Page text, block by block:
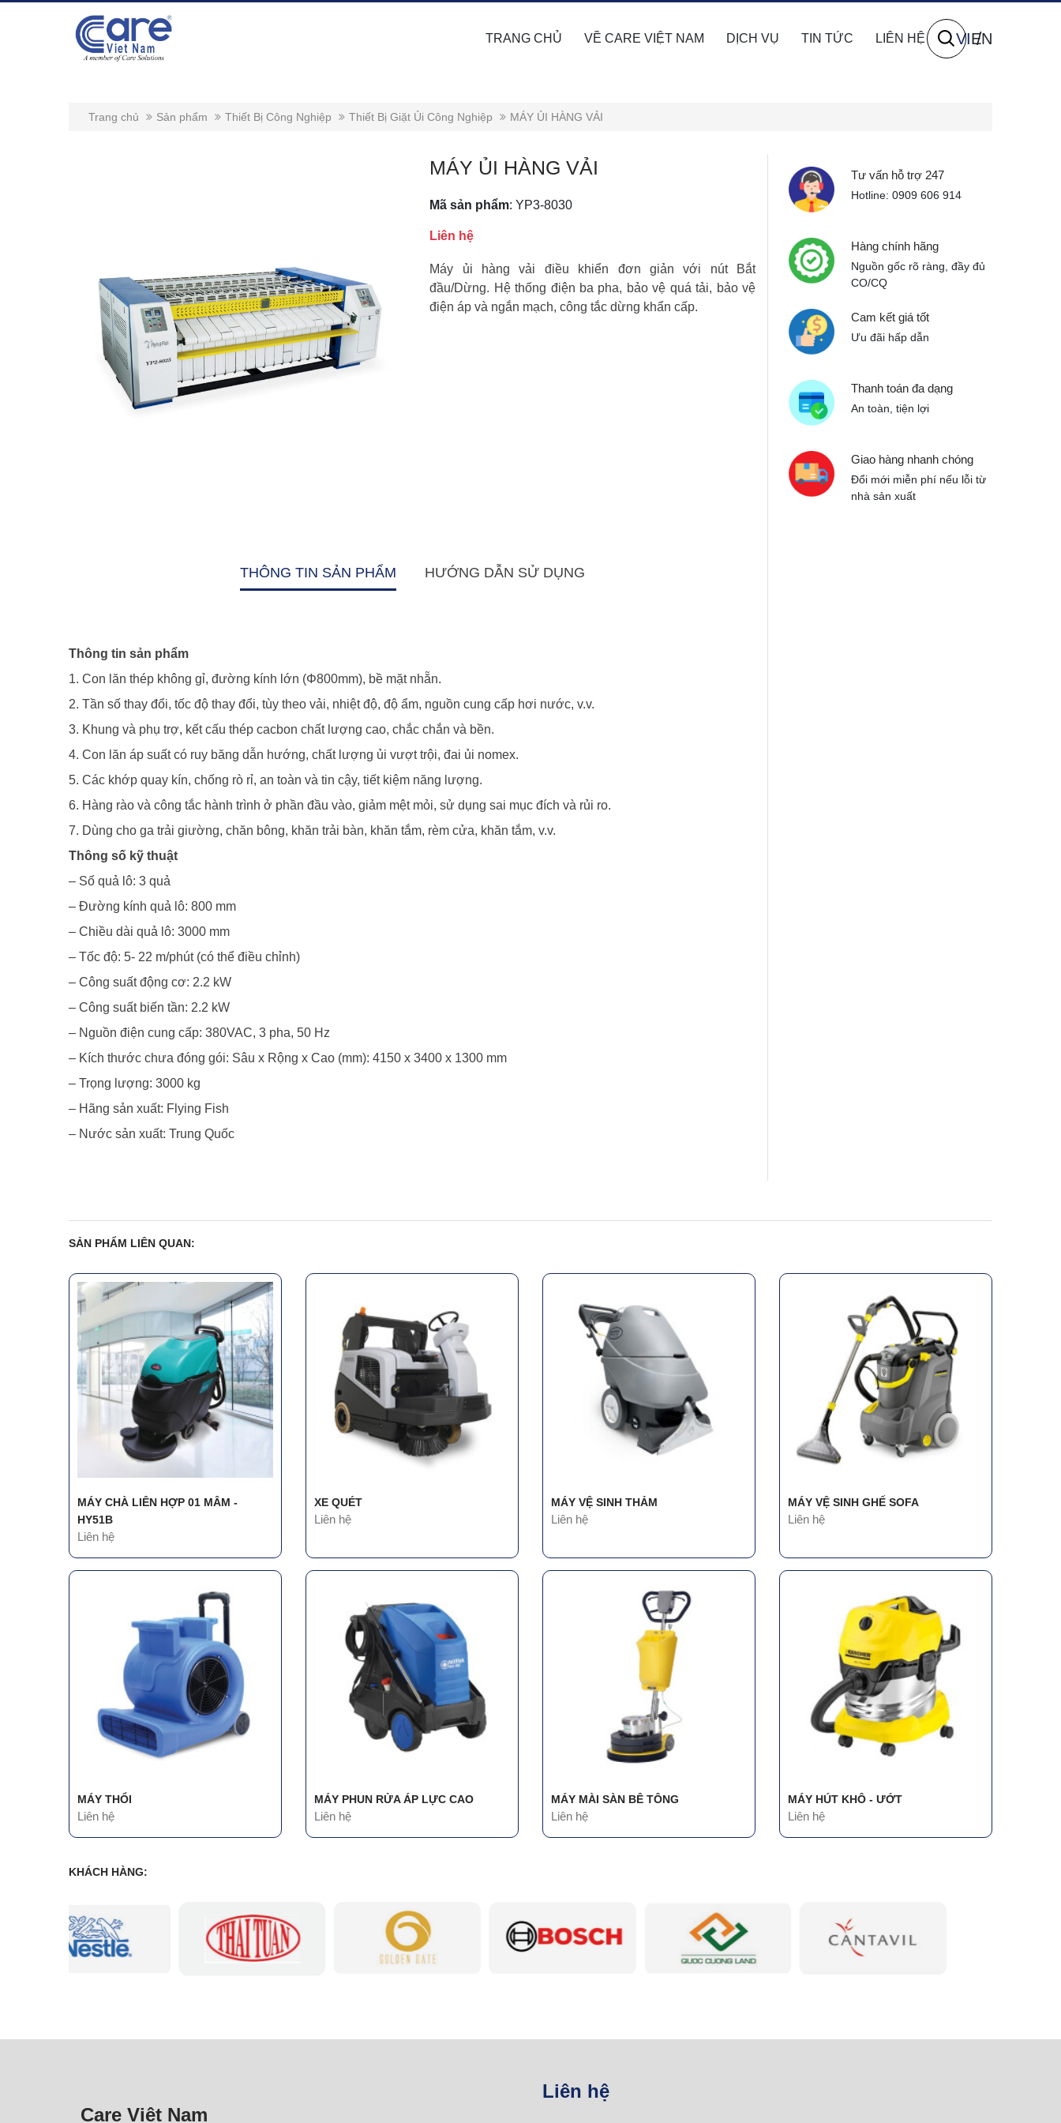
TRANG CHỦ VỀ CARE VIỆT NAM DỊCH VỤ TIN TỨC LIÊN HỆ VIEN
Trang chủ Sản phẩm Thiết Bị Công Nghiệp Thiết Bị Giặt Ủi Công Nghiệp MÁY ỦI HÀNG VẢI
MÁY ỦI HÀNG VẢI
Mã sản phẩm:YP3-8030
Liên hệ
Máy ủi hàng vải điều khiển đơn giản với nút Bắt
đầu/Dừng. Hệ thống điện ba pha, bảo vệ quá tải, bảo vệ
điện áp và ngắn mạch, công tắc dừng khẩn cấp.
THÔNG TIN SẢN PHẨM HƯỚNG DẪN SỬ DỤNG
Thông tin sản phẩm
1. Con lăn thép không gỉ, đường kính lớn (Φ800mm), bề mặt nhẵn.
2. Tần số thay đổi, tốc độ thay đổi, tùy theo vải, nhiệt độ, độ ẩm, nguồn cung cấp hơi nước, v.v.
3. Khung và phụ trợ, kết cấu thép cacbon chất lượng cao, chắc chắn và bền.
4. Con lăn áp suất có ruy băng dẫn hướng, chất lượng ủi vượt trội, đai ủi nomex.
5. Các khớp quay kín, chống rò rỉ, an toàn và tin cậy, tiết kiệm năng lượng.
6. Hàng rào và công tắc hành trình ở phần đầu vào, giảm mệt mỏi, sử dụng sai mục đích và rủi ro.
7. Dùng cho ga trải giường, chăn bông, khăn trải bàn, khăn tắm, rèm cửa, khăn tắm, v.v.
Thông số kỹ thuật
– Số quả lô: 3 quả
– Đường kính quả lô: 800 mm
– Chiều dài quả lô: 3000 mm
– Tốc độ: 5- 22 m/phút (có thể điều chỉnh)
– Công suất động cơ: 2.2 kW
– Công suất biến tần: 2.2 kW
– Nguồn điện cung cấp: 380VAC, 3 pha, 50 Hz
– Kích thước chưa đóng gói: Sâu x Rộng x Cao (mm): 4150 x 3400 x 1300 mm
– Trọng lượng: 3000 kg
– Hãng sản xuất: Flying Fish
– Nước sản xuất: Trung Quốc
Tư vấn hỗ trợ 247
Hotline: 0909 606 914
Hàng chính hãng
Nguồn gốc rõ ràng, đầy đủ
CO/CQ
Cam kết giá tốt
Ưu đãi hấp dẫn
Thanh toán đa dạng
An toàn, tiện lợi
Giao hàng nhanh chóng
Đổi mới miễn phí nếu lỗi từ
nhà sản xuất
SẢN PHẨM LIÊN QUAN:
MÁY CHÀ LIÊN HỢP 01 MÂM -
HY51B
Liên hệ
XE QUÉT
Liên hệ
MÁY VỆ SINH THẢM
Liên hệ
MÁY VỆ SINH GHẾ SOFA
Liên hệ
MÁY THỔI
Liên hệ
MÁY PHUN RỬA ÁP LỰC CAO
Liên hệ
MÁY MÀI SÀN BÊ TÔNG
Liên hệ
MÁY HÚT KHÔ - ƯỚT
Liên hệ
KHÁCH HÀNG:
Care Việt Nam
Liên hệ